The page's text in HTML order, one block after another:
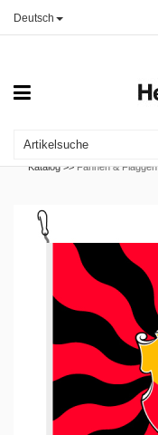
Deutsch
Katalog >>Fahnen & Flaggen